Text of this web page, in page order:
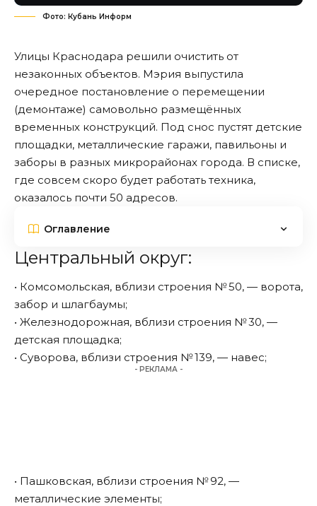
Фото: Кубань Информ
Улицы Краснодара решили очистить от
незаконных объектов. Мэрия выпустила
очередное постановление о перемещении
(демонтаже) самовольно размещённых
временных конструкций. Под снос пустят детские
площадки, металлические гаражи, павильоны и
заборы в разных микрорайонах города. В списке,
где совсем скоро будет работать техника,
оказалось почти 50 адресов.
Оглавление
Центральный округ:
• Комсомольская, вблизи строения № 50, — ворота,
забор и шлагбаумы;
• Железнодорожная, вблизи строения № 30, —
детская площадка;
• Суворова, вблизи строения № 139, — навес;
- РЕКЛАМА -
• Пашковская, вблизи строения № 92, —
металлические элементы;